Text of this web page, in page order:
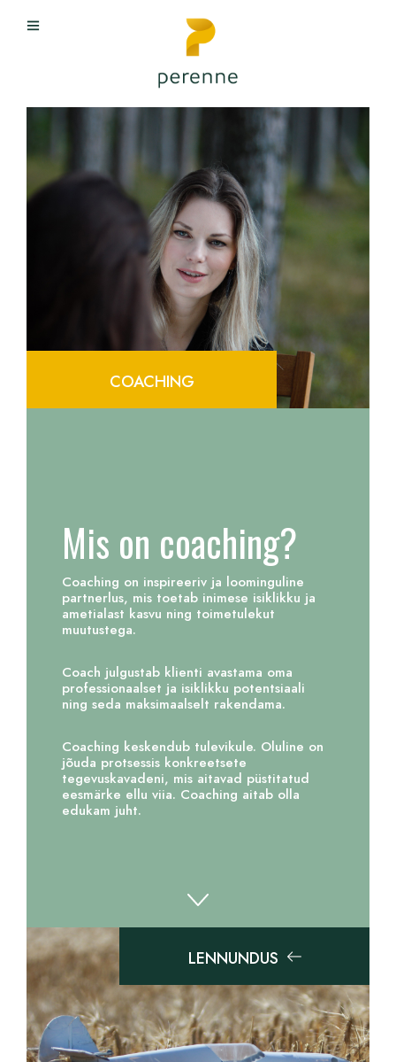
COACHING
Mis on coaching?
Coaching on inspireeriv ja loominguline
partnerlus, mis toetab inimese isiklikku ja
ametialast kasvu ning toimetulekut
muutustega.
Coach julgustab klienti avastama oma
professionaalset ja isiklikku potentsiaali
ning seda maksimaalselt rakendama.
Coaching keskendub tulevikule. Oluline on
jõuda protsessis konkreetsete
tegevuskavadeni, mis aitavad püstitatud
eesmärke ellu viia. Coaching aitab olla
edukam juht.
LENNUNDUS